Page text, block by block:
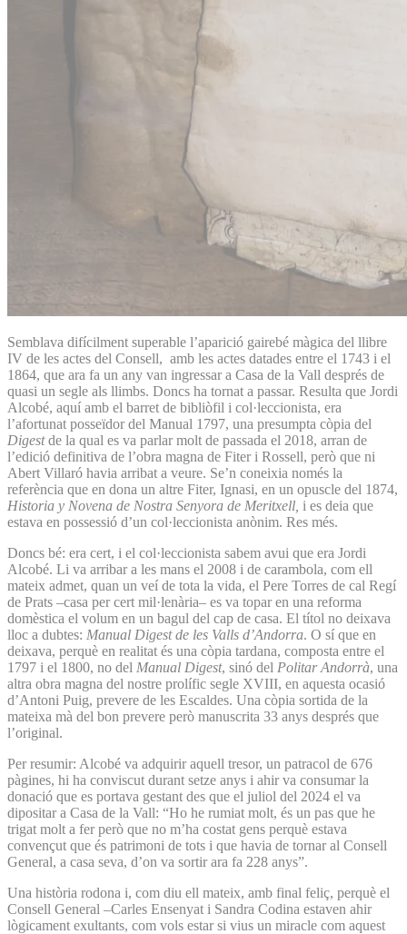
Semblava difícilment superable l’aparició gairebé màgica del llibre
IV de les actes del Consell, amb les actes datades entre el 1743 i el
1864, que ara fa un any van ingressar a Casa de la Vall després de
quasi un segle als llimbs. Doncs ha tornat a passar. Resulta que Jordi
Alcobé, aquí amb el barret de bibliòfil i col·leccionista, era
l’afortunat posseïdor del Manual 1797, una presumpta còpia del
Digestde la qual es va parlar molt de passada el 2018, arran de
l’edició definitiva de l’obra magna de Fiter i Rossell, però que ni
Abert Villaró havia arribat a veure. Se’n coneixia només la
referència que en dona un altre Fiter, Ignasi, en un opuscle del 1874,
Historia y Novena de Nostra Senyora de Meritxell, i es deia que
estava en possessió d’un col·leccionista anònim. Res més.
Doncs bé: era cert, i el col·leccionista sabem avui que era Jordi
Alcobé. Li va arribar a les mans el 2008 i de carambola, com ell
mateix admet, quan un veí de tota la vida, el Pere Torres de cal Regí
de Prats –casa per cert mil·lenària– es va topar en una reforma
domèstica el volum en un bagul del cap de casa. El títol no deixava
lloc a dubtes: Manual Digest de les Valls d’Andorra. O sí que en
deixava, perquè en realitat és una còpia tardana, composta entre el
1797 i el 1800, no del Manual Digest, sinó del Politar Andorrà, una
altra obra magna del nostre prolífic segle XVIII, en aquesta ocasió
d’Antoni Puig, prevere de les Escaldes. Una còpia sortida de la
mateixa mà del bon prevere però manuscrita 33 anys després que
l’original.
Per resumir: Alcobé va adquirir aquell tresor, un patracol de 676
pàgines, hi ha conviscut durant setze anys i ahir va consumar la
donació que es portava gestant des que el juliol del 2024 el va
dipositar a Casa de la Vall: “Ho he rumiat molt, és un pas que he
trigat molt a fer però que no m’ha costat gens perquè estava
convençut que és patrimoni de tots i que havia de tornar al Consell
General, a casa seva, d’on va sortir ara fa 228 anys”.
Una història rodona i, com diu ell mateix, amb final feliç, perquè el
Consell General –Carles Ensenyat i Sandra Codina estaven ahir
lògicament exultants, com vols estar si vius un miracle com aquest